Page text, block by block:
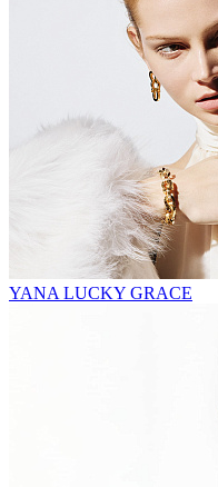
YANA LUCKY GRACE